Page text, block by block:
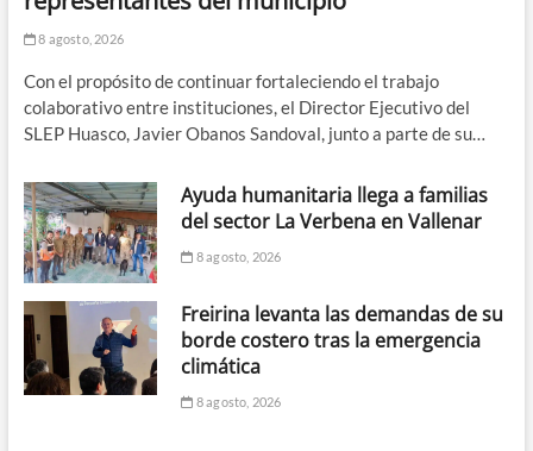
8 agosto, 2026
Con el propósito de continuar fortaleciendo el trabajo
colaborativo entre instituciones, el Director Ejecutivo del
SLEP Huasco, Javier Obanos Sandoval, junto a parte de su…
Ayuda humanitaria llega a familias
del sector La Verbena en Vallenar
8 agosto, 2026
Freirina levanta las demandas de su
borde costero tras la emergencia
climática
8 agosto, 2026